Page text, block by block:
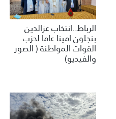
الرباط..انتخاب عزالدين
بنجلون امينا عاما لحزب
القوات المواطنة ( الصور
والفيديو)